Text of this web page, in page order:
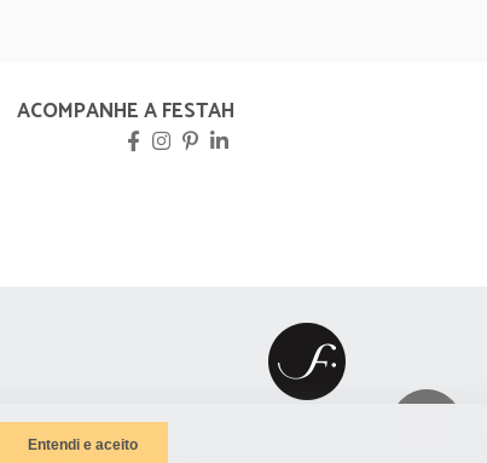
Entendi e aceito
ACOMPANHE A FESTAH